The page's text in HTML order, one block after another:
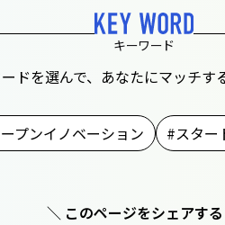
キーワード
ドを選んで、あなたにマッチす
プンイノベーション スター
＼ このページをシェアす